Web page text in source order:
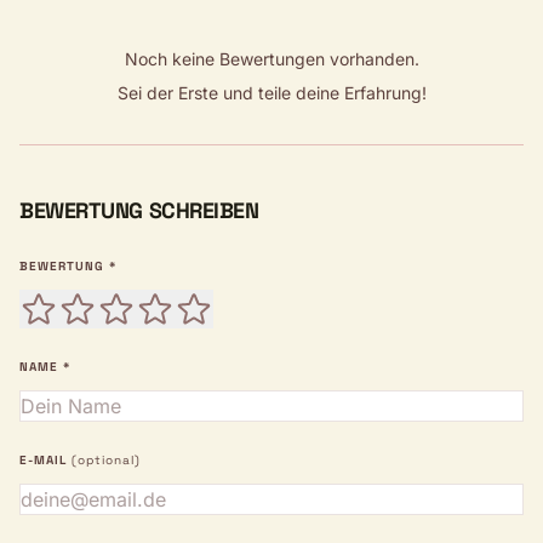
Noch keine Bewertungen vorhanden.
Sei der Erste und teile deine Erfahrung!
BEWERTUNG SCHREIBEN
BEWERTUNG *
NAME *
E-MAIL (optional)